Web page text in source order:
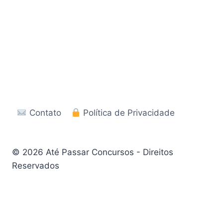
Contato Política de Privacidade
© 2026 Até Passar Concursos - Direitos
Reservados